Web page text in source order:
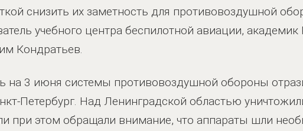
снизить их заметность для противовоздушной
учебного центра беспилотной авиации,
Кондратьев.
на 3 июня системы противовоздушной обороны
Петербург. Над Ленинградской областью
при этом обращали внимание, что аппараты шли